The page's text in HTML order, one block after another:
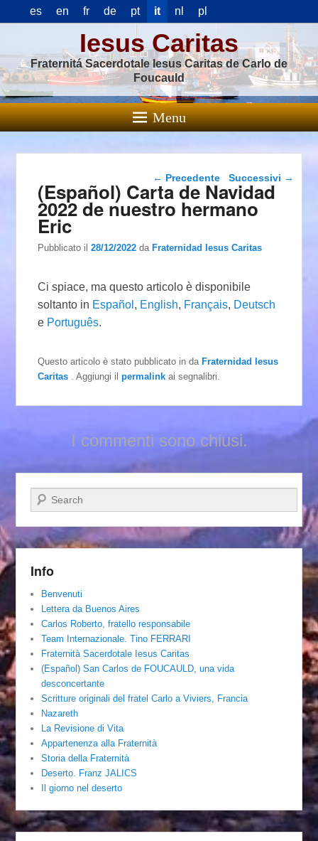
es en fr de pt it nl pl
Iesus Caritas
Fraternitá Sacerdotale Iesus Caritas de Carlo de
Foucauld
Menu
Navigazione articolo
← Precedente Successivi →
(Español) Carta de Navidad
2022 de nuestro hermano
Eric
Pubblicato il28/12/2022 daFraternidad Iesus Caritas
Ci spiace, ma questo articolo è disponibile
soltanto in Español , English, Français, Deutsch
e Português.
Questo articolo è stato pubblicato indaFraternidad Iesus
Caritas
. Aggiungi ilpermalink ai segnalibri.
I commenti sono chiusi.
Cerca
Info
Benvenuti
Lettera da Buenos Aires
Carlos Roberto, fratello responsabile
Team Internazionale. Tino FERRARI
Fraternità Sacerdotale Iesus Caritas
(Español) San Carlos de FOUCAULD, una vida
desconcertante
Scritture originali del fratel Carlo a Viviers, Francia
Nazareth
La Revisione di Vita
Appartenenza alla Fraternità
Storia della Fraternità
Deserto. Franz JALICS
Il giorno nel deserto